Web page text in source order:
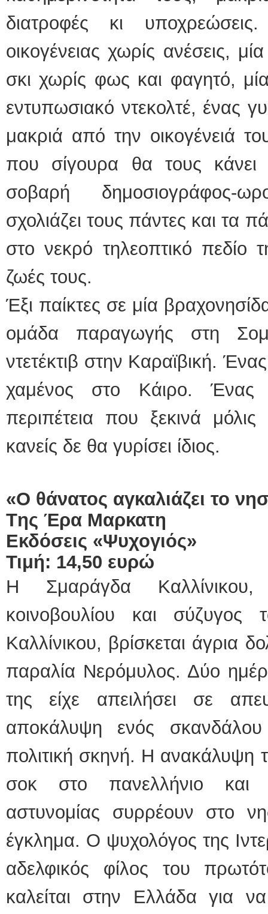
διατροφές κι
οικογένειας χωρίς ανέσεις,
σκι χωρίς φως και φαγητό,
εντυπωσιακό ντεκολτέ, ένας
μακριά από την οικογένειά
που σίγουρα θα τους
σοβαρή δημοσιογράφος-
σχολιάζει τους πάντες και τα
στο νεκρό τηλεοπτικό πεδίο
ζωές τους.
Έξι παίκτες σε μία
ομάδα παραγωγής στη
ντετέκτιβ στην Καραϊβική.
χαμένος στο Κάιρο.
περιπέτεια που ξεκινά
κανείς δε θα γυρίσει ίδιος.
«Ο θάνατος αγκαλιάζει το
Tης Έρα Μαρκατη
Εκδόσεις «Ψυχογιός»
Τιμή: 14,50 ευρώ
Η Σμαράγδα
κοινοβουλίου και σύζυγος
Καλλίνικου, βρίσκεται άγρια
παραλία Νερόμυλος. Δύο
της είχε απειλήσει σε
αποκάλυψη ενός
πολιτική σκηνή. Η ανακάλυψη
σοκ στο πανελλήνιο και
αστυνομίας συρρέουν στο
έγκλημα. Ο ψυχολόγος της
αδελφικός φίλος του
καλείται στην Ελλάδα για